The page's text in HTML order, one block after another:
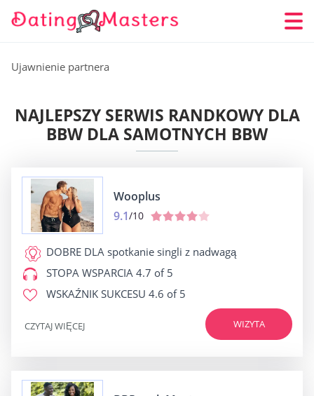
Ujawnienie partnera
NAJLEPSZY SERWIS RANDKOWY DLA
BBW DLA SAMOTNYCH BBW
Wooplus
9.1/10
DOBRE DLA spotkanie singli z nadwagą
STOPA WSPARCIA 4.7 of 5
WSKAŹNIK SUKCESU 4.6 of 5
WIZYTA
CZYTAJ WIĘCEJ